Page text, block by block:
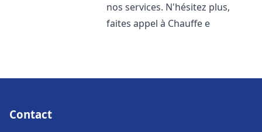
nos services. N'hésitez plus,
faites appel à Chauffe e
Contact